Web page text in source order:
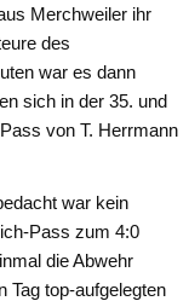
Merchweiler ihr
des
war es dann
sich in der 35. und
von T. Herrmann
war kein
Pass zum 4:0
die Abwehr
Tag top-aufgelegten